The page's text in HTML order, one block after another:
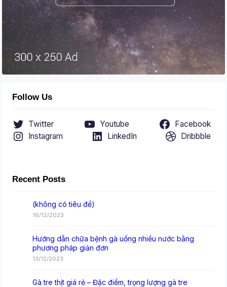
Follow Us
Twitter Youtube
Facebook
Instagram
LinkedIn Dribbble
Recent Posts
(không có tiêu đề)
16/12/2023
Hướng dẫn chữa bệnh gà uống nhiều nước bằng
phương pháp giản đơn
13/12/2023
Gà tre thịt giá rẻ – Đặc điểm, trọng lượng gà tre